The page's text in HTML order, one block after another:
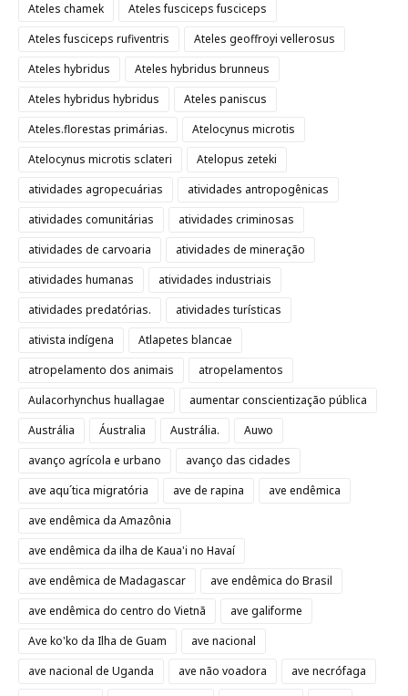
Ateles chamek
Ateles fusciceps fusciceps
Ateles fusciceps rufiventris
Ateles geoffroyi vellerosus
Ateles hybridus
Ateles hybridus brunneus
Ateles hybridus hybridus
Ateles paniscus
Ateles.florestas primárias.
Atelocynus microtis
Atelocynus microtis sclateri
Atelopus zeteki
atividades agropecuárias
atividades antropogênicas
atividades comunitárias
atividades criminosas
atividades de carvoaria
atividades de mineração
atividades humanas
atividades industriais
atividades predatórias.
atividades turísticas
ativista indígena
Atlapetes blancae
atropelamento dos animais
atropelamentos
Aulacorhynchus huallagae
aumentar conscientização pública
Austrália
Áustralia Austrália.
Auwo
avanço agrícola e urbano
avanço das cidades
ave aqu´tica migratória
ave de rapina
ave endêmica
ave endêmica da Amazônia
ave endêmica da ilha de Kaua'i no Havaí
ave endêmica de Madagascar
ave endêmica do Brasil
ave endêmica do centro do Vietnã
ave galiforme
Ave ko'ko da Ilha de Guam
ave nacional
ave nacional de Uganda
ave não voadora
ave necrófaga